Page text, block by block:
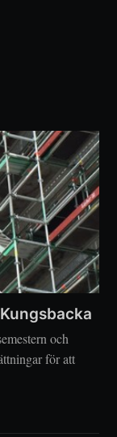
och
för att